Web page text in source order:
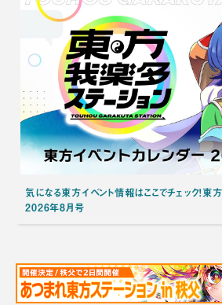
気になる東方イベント情報はここでチェック！東
2026年8月号